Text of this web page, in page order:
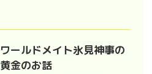
ワールドメイト氷見神事の
黄金のお話